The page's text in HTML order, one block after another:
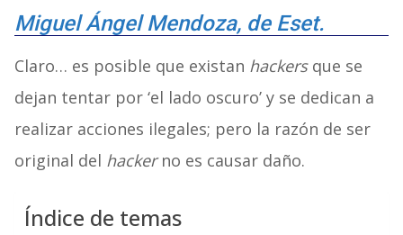
Miguel Ángel Mendoza, de Eset.
Claro… es posible que existan hackersque se
dejan tentar por ‘el lado oscuro’ y se dedican a
realizar acciones ilegales; pero la razón de ser
original del hackerno es causar daño.
Índice de temas